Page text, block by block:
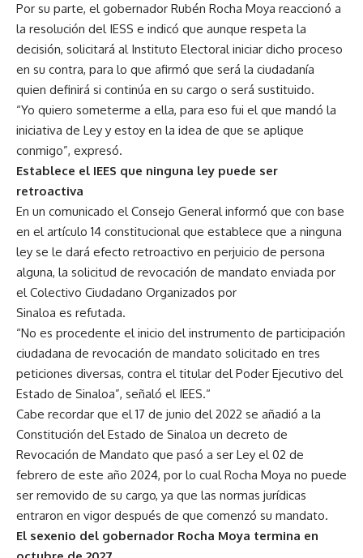
Por su parte, el gobernador Rubén Rocha Moya reaccionó a
la resolución del IESS e indicó que aunque respeta la
decisión, solicitará al Instituto Electoral iniciar dicho proceso
en su contra, para lo que afirmó que será la ciudadanía
quien definirá si continúa en su cargo o será sustituido.
“Yo quiero someterme a ella, para eso fui el que mandó la
iniciativa de Ley y estoy en la idea de que se aplique
conmigo”, expresó.
Establece el IEES que ninguna ley puede ser
retroactiva
En un comunicado el Consejo General informó que con base
en el artículo 14 constitucional que establece que a ninguna
ley se le dará efecto retroactivo en perjuicio de persona
alguna, la solicitud de revocación de mandato enviada por
el Colectivo Ciudadano Organizados por
Sinaloa es refutada.
“No es procedente el inicio del instrumento de participación
ciudadana de revocación de mandato solicitado en tres
peticiones diversas, contra el titular del Poder Ejecutivo del
Estado de Sinaloa”, señaló el IEES.“
Cabe recordar que el 17 de junio del 2022 se añadió a la
Constitución del Estado de Sinaloa un decreto de
Revocación de Mandato que pasó a ser Ley el 02 de
febrero de este año 2024, por lo cual Rocha Moya no puede
ser removido de su cargo, ya que las normas jurídicas
entraron en vigor después de que comenzó su mandato.
El sexenio del gobernador Rocha Moya termina en